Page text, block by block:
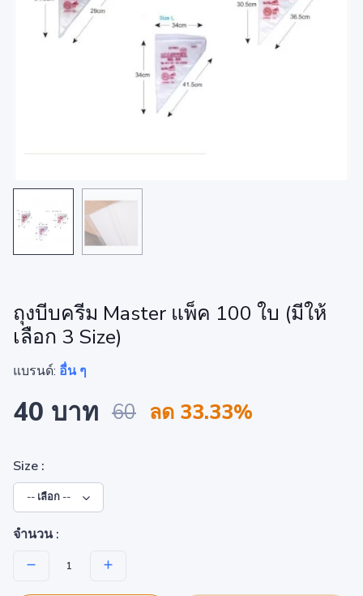
ถุงบีบครีม Master แพ็ค 100 ใบ (มีให้
เลือก 3 Size)
แบรนด์: อื่น ๆ
40 บาท 60 ลด 33.33%
Size :
จำนวน :